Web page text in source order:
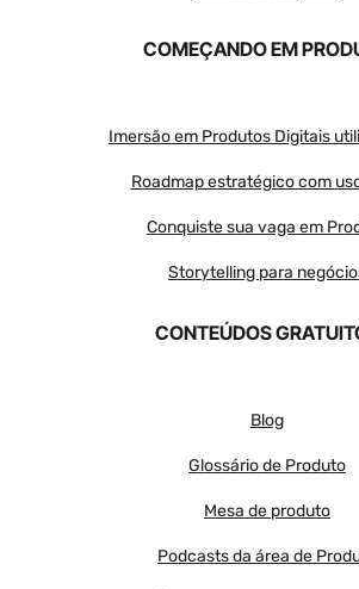
COMEÇANDO EM
Imersão em Produtos Digitais
Roadmap estratégico com
Conquiste sua vaga em
Storytelling para
CONTEÚDOS
Blog
Glossário de Produto
Mesa de produto
Podcasts da área de